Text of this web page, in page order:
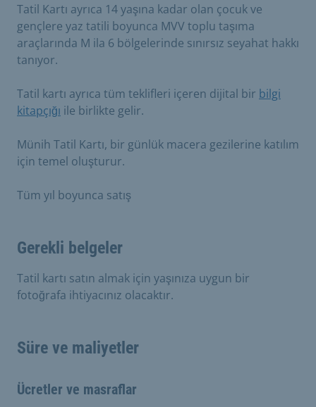
Tatil Kartı ayrıca 14 yaşına kadar olan çocuk ve
gençlere yaz tatili boyunca MVV toplu taşıma
araçlarında M ila 6 bölgelerinde sınırsız seyahat hakkı
tanıyor.
Tatil kartı ayrıca tüm teklifleri içeren dijital bir bilgi
kitapçığı ile birlikte gelir.
Münih Tatil Kartı, bir günlük macera gezilerine katılım
için temel oluşturur.
Tüm yıl boyunca satış
Gerekli belgeler
Tatil kartı satın almak için yaşınıza uygun bir
fotoğrafa ihtiyacınız olacaktır.
Süre ve maliyetler
Ücretler ve masraflar